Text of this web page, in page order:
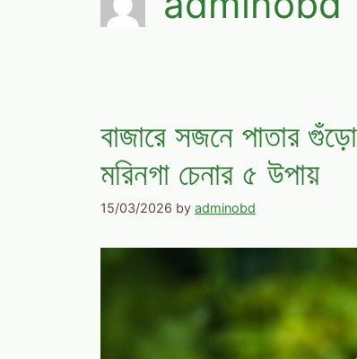
বাজারে সজনে পাতার
মরিনগা চেনার ৫ উপায়
15/03/2026 by adminobd